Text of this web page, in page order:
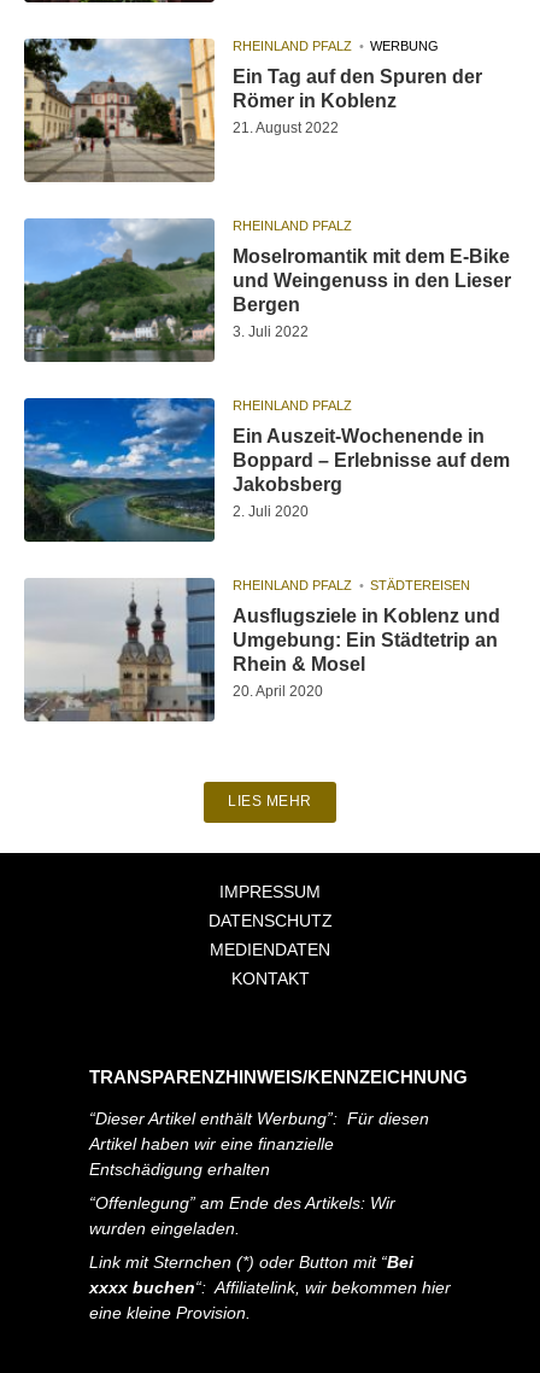
RHEINLAND PFALZ WERBUNG
Ein Tag auf den Spuren der
Römer in Koblenz
21. August 2022
RHEINLAND PFALZ
Moselromantik mit dem E-Bike
und Weingenuss in den Lieser
Bergen
3. Juli 2022
RHEINLAND PFALZ
Ein Auszeit-Wochenende in
Boppard – Erlebnisse auf dem
Jakobsberg
2. Juli 2020
RHEINLAND PFALZ STÄDTEREISEN
Ausflugsziele in Koblenz und
Umgebung: Ein Städtetrip an
Rhein & Mosel
20. April 2020
LIES MEHR
IMPRESSUM
DATENSCHUTZ
MEDIENDATEN
KONTAKT
TRANSPARENZHINWEIS/KENNZEICHNUNG
“Dieser Artikel enthält Werbung”: Für diesen
Artikel haben wir eine finanzielle
Entschädigung erhalten
“Offenlegung” am Ende des Artikels: Wir
wurden eingeladen.
Link mit Sternchen (*) oder Button mit “Bei
xxxx buchen“: Affiliatelink, wir bekommen hier
eine kleine Provision.